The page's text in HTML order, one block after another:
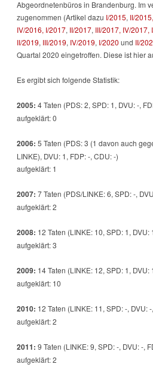
Abgeordnetenbüros in Brandenburg. Im
zugenommen (Artikel dazu I/2015, II/2015,
IV/2016, I/2017, II/2017, III/2017, IV/2017,
II/2019, III/2019, IV/2019, I/2020 und II/
Quartal 2020 eingetroffen. Diese ist hier
Es ergibt sich folgende Statistik:
2005: 4 Taten (PDS: 2, SPD: 1, DVU: -,
aufgeklärt: 0
2006: 5 Taten (PDS: 3 (1 davon auch
LINKE), DVU: 1, FDP: -, CDU: -)
aufgeklärt: 1
2007: 7 Taten (PDS/LINKE: 6, SPD: -,
aufgeklärt: 2
2008: 12 Taten (LINKE: 10, SPD: 1, DVU:
aufgeklärt: 3
2009: 14 Taten (LINKE: 12, SPD: 1, DVU:
aufgeklärt: 10
2010: 12 Taten (LINKE: 11, SPD: -, DVU:
aufgeklärt: 2
2011: 9 Taten (LINKE: 9, SPD: -, DVU: -,
aufgeklärt: 2